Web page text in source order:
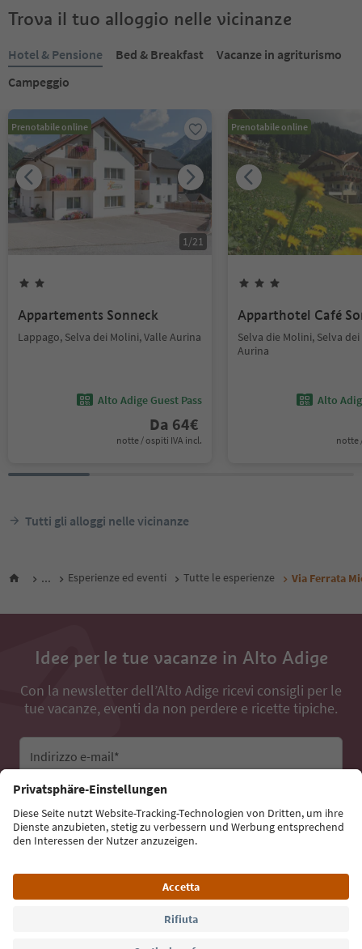
Trova il tuo alloggio nelle vicinanze
Hotel & Pensione Bed & Breakfast
Vacanze in agriturismo
Campeggio
Prenotabile online
1/21
Appartements Sonneck
Lappago, Selva dei Molini, Valle Aurina
Alto Adige Guest Pass
Da 64€
notte / ospiti IVA incl.
Prenotabile online
Apparthotel Café
Selva die Molini, Selva
Aurina
Alto
notte
Tutti gli alloggi nelle vicinanze
... Esperienze ed eventi Tutte le esperienze Via Ferrata
Idee per le tue vacanze in Alto Adige
Con la newsletter dell’Alto Adige ricevi consigli per le
tue vacanze, eventi da non perdere e ricette tipiche.
Indirizzo e-mail*
Iscriviti alla newsletter